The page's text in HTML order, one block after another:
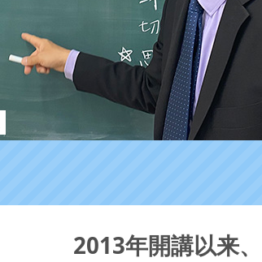
2013年開講以来、